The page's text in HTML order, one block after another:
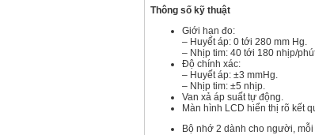
Thông số kỹ thuật
Giới hạn đo:
– Huyết áp: 0 tới 280 mm Hg.
– Nhịp tim: 40 tới 180 nhịp/
Độ chính xác:
– Huyết áp: ±3 mmHg.
– Nhịp tim: ±5 nhịp.
Van xả áp suất tự động.
Màn hình LCD hiển thị rõ kết
Bộ nhớ 2 dành cho người,